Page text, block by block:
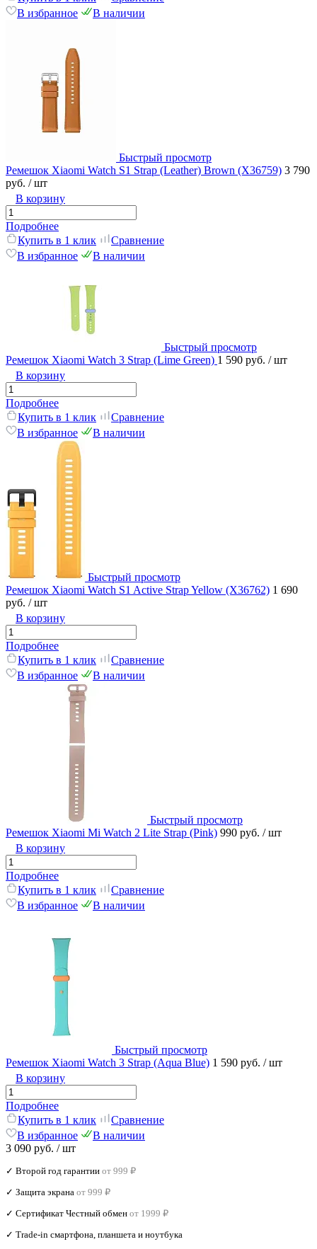
В избранное
В наличии
Быстрый просмотр
Ремешок Xiaomi Watch S1 Strap (Leather) Brown (X36759) 3 790
руб. / шт
В корзину
Подробнее
Купить в 1 клик
Сравнение
В избранное
В наличии
Быстрый просмотр
Ремешок Xiaomi Watch 3 Strap (Lime Green) 1 590 руб. / шт
В корзину
Подробнее
Купить в 1 клик
Сравнение
В избранное
В наличии
Быстрый просмотр
Ремешок Xiaomi Watch S1 Active Strap Yellow (X36762) 1 690
руб. / шт
В корзину
Подробнее
Купить в 1 клик
Сравнение
В избранное
В наличии
Быстрый просмотр
Ремешок Xiaomi Mi Watch 2 Lite Strap (Pink) 990 руб. / шт
В корзину
Подробнее
Купить в 1 клик
Сравнение
В избранное
В наличии
Быстрый просмотр
Ремешок Xiaomi Watch 3 Strap (Aqua Blue) 1 590 руб. / шт
В корзину
Подробнее
Купить в 1 клик
Сравнение
В избранное
В наличии
3 090 руб. / шт
✓ Второй год гарантии от 999 ₽
✓ Защита экрана от 999 ₽
✓ Сертификат Честный обмен от 1999 ₽
✓ Trade‑in смартфона, планшета и ноутбука